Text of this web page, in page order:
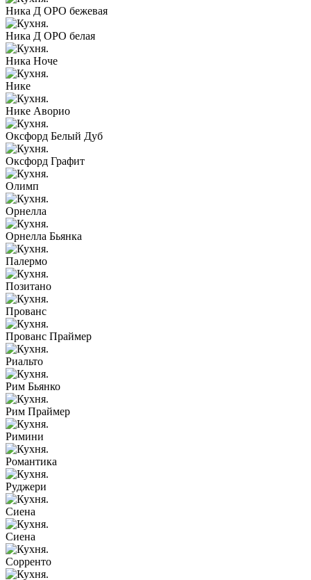
Ника Д ОРО бежевая
Ника Д ОРО белая
Ника Ноче
Нике
Нике Аворио
Оксфорд Белый Дуб
Оксфорд Графит
Олимп
Орнелла
Орнелла Бьянка
Палермо
Позитано
Прованс
Прованс Праймер
Риальто
Рим Бьянко
Рим Праймер
Римини
Романтика
Руджери
Сиена
Сиена
Сорренто